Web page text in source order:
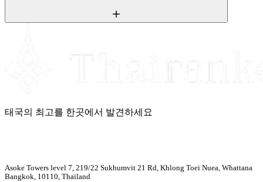
태국의 최고를 한곳에서 발견하세요
Asoke Towers level 7, 219/22 Sukhumvit 21 Rd, Khlong Toei Nuea, Whattana
Bangkok, 10110, Thailand